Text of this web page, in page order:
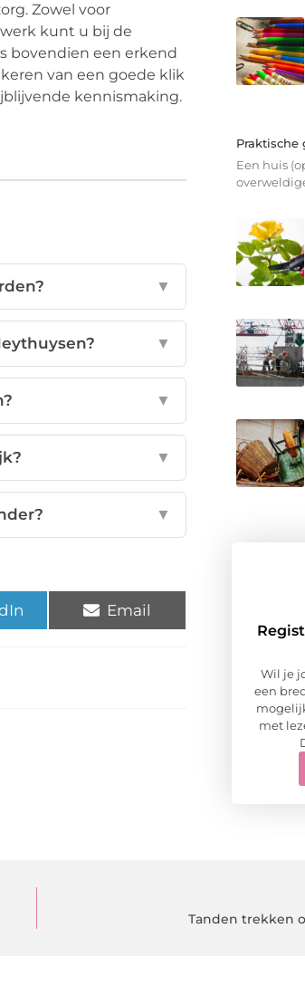
Zowel voor
kunt u bij de
bovendien een erkend
van een goede klik
kennismaking.
▼
▼
▼
▼
▼
Email
Een huis
Wil je
een
met
Tanden trekken